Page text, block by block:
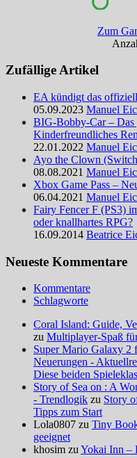
Zum
Zufällige Artikel
EA kündigt das
05.09.2023 Manuel
BIG-Bobby-Car – Das
Kinderfreundliches
22.01.2022 Manuel
Ayo the Clown
08.08.2021 Manuel
Xbox Game Pass –
06.04.2021 Manuel
Fairy Fencer F (PS3)
oder knallhartes RPG?
16.09.2014 Beatrice
Neueste Kommentare
Kommentare
Schlagworte
Coral Island: Guide,
zu Multiplayer-Spaß
Super Mario Galaxy 2
Neuerungen -
Diese beiden
Story of Sea on : A
- Trendlogik zu Story
Tipps zum Start
Lola0807 zu Tiny
geeignet
khosim zuYokai Inn –